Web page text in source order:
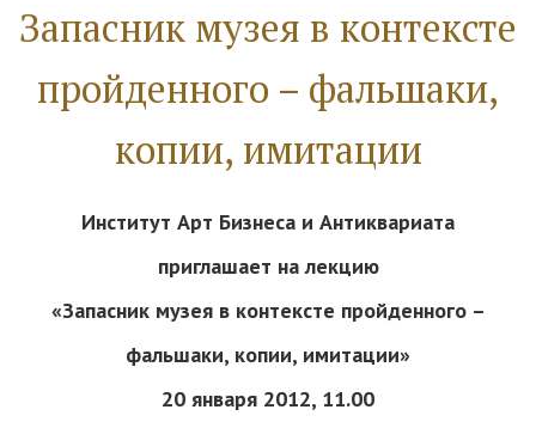
Запасник музея в контексте
пройденного – фальшаки,
копии, имитации
Институт Арт Бизнеса и Антиквариата
приглашает на лекцию
«Запасник музея в контексте пройденного –
фальшаки, копии, имитации»
20 января 2012, 11.00